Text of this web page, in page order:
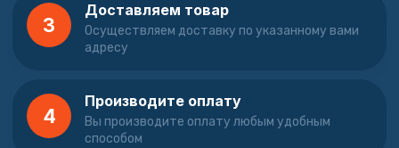
3
Доставляем товар
Осуществляем доставку по указанному вами
адресу
4
Производите оплату
Вы производите оплату любым удобным
способом